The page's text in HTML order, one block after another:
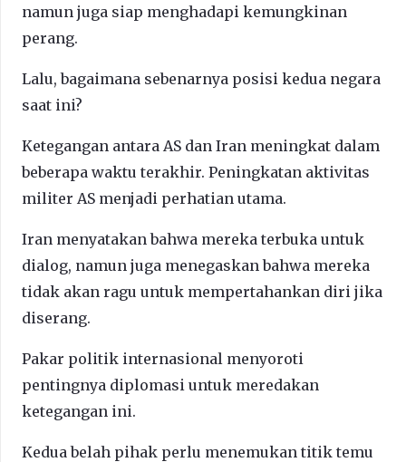
namun juga siap menghadapi kemungkinan
perang.
Lalu, bagaimana sebenarnya posisi kedua negara
saat ini?
Ketegangan antara AS dan Iran meningkat dalam
beberapa waktu terakhir. Peningkatan aktivitas
militer AS menjadi perhatian utama.
Iran menyatakan bahwa mereka terbuka untuk
dialog, namun juga menegaskan bahwa mereka
tidak akan ragu untuk mempertahankan diri jika
diserang.
Pakar politik internasional menyoroti
pentingnya diplomasi untuk meredakan
ketegangan ini.
Kedua belah pihak perlu menemukan titik temu